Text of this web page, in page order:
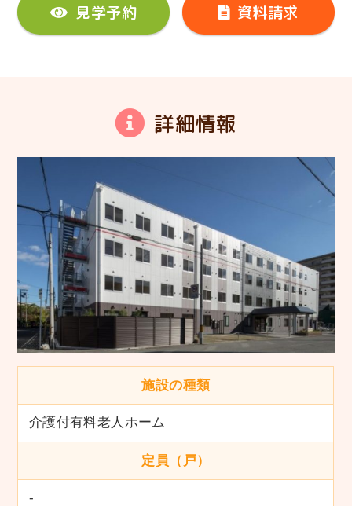
見学予約 資料請求
詳細情報
施設の種類
介護付有料老人ホーム
定員（戸）
-